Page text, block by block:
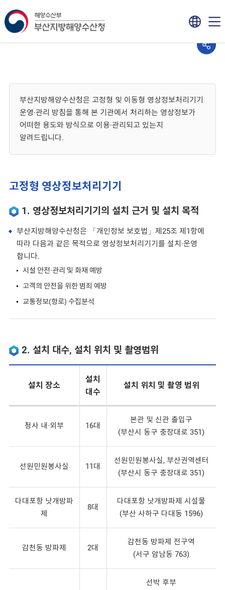
부산지방해양수산청은 고정형 및 이동형 영상정보처리기기
운영·관리 방침을 통해 본 기관에서 처리하는 영상정보가
어떠한 용도와 방식으로 이용·관리되고 있는지
알려드립니다.
고정형 영상정보처리기기
1. 영상정보처리기기의 설치 근거 및 설치 목적
부산지방해양수산청은 「개인정보 보호법」제25조 제1항에
따라 다음과 같은 목적으로 영상정보처리기기를 설치·운영
합니다.
시설 안전·관리 및 화재 예방
고객의 안전을 위한 범죄 예방
교통정보(항로) 수집분석
2. 설치 대수, 설치 위치 및 촬영범위
설치 장소
설치
대수
설치 위치 및 촬영 범위
청사 내·외부 16대
본관 및 신관 출입구
(부산시 동구 충장대로 351)
선원민원봉사실 11대
선원민원봉사실, 부산권역센터
(부산시 동구 충장대로 351)
다대포항 낫개방파
제
8대
다대포항 낫개방파제 시설물
(부산 사하구 다대동 1596)
감천동 방파제 2대
감천동 방파제 전구역
(서구 암남동 763)
선박 후부